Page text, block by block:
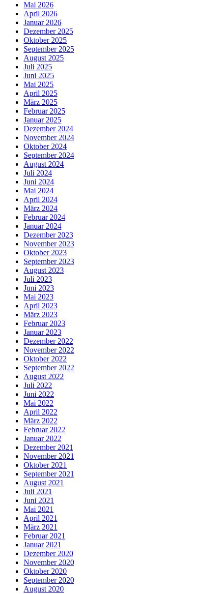
Mai 2026
April 2026
Januar 2026
Dezember 2025
Oktober 2025
September 2025
August 2025
Juli 2025
Juni 2025
Mai 2025
April 2025
März 2025
Februar 2025
Januar 2025
Dezember 2024
November 2024
Oktober 2024
September 2024
August 2024
Juli 2024
Juni 2024
Mai 2024
April 2024
März 2024
Februar 2024
Januar 2024
Dezember 2023
November 2023
Oktober 2023
September 2023
August 2023
Juli 2023
Juni 2023
Mai 2023
April 2023
März 2023
Februar 2023
Januar 2023
Dezember 2022
November 2022
Oktober 2022
September 2022
August 2022
Juli 2022
Juni 2022
Mai 2022
April 2022
März 2022
Februar 2022
Januar 2022
Dezember 2021
November 2021
Oktober 2021
September 2021
August 2021
Juli 2021
Juni 2021
Mai 2021
April 2021
März 2021
Februar 2021
Januar 2021
Dezember 2020
November 2020
Oktober 2020
September 2020
August 2020